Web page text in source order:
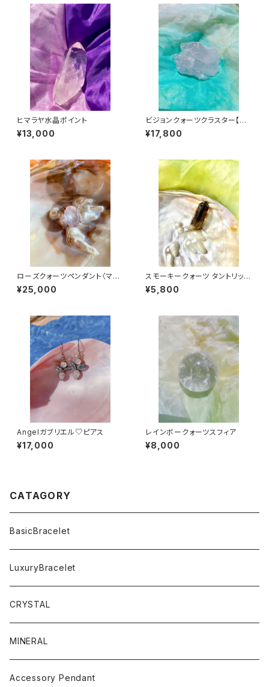
ヒマラヤ水晶ポイント
¥13,000
ビジョンクォーツクラスター【レ
インボー】
¥17,800
ローズクォーツペンダント〈マリ
アの愛〉
¥25,000
スモーキークォーツ タントリック
ツイン
¥5,800
Angelガブリエル♡ピアス
¥17,000
レインボークォーツスフィア
¥8,000
CATAGORY
BasicBracelet
LuxuryBracelet
CRYSTAL
MINERAL
Accessory Pendant